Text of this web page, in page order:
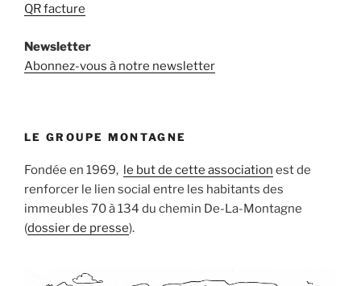
QR facture
Newsletter
Abonnez-vous à notre newsletter
LE GROUPE MONTAGNE
Fondée en 1969, le but de cette association est de
renforcer le lien social entre les habitants des
immeubles 70 à 134 du chemin De-La-Montagne
(dossier de presse).